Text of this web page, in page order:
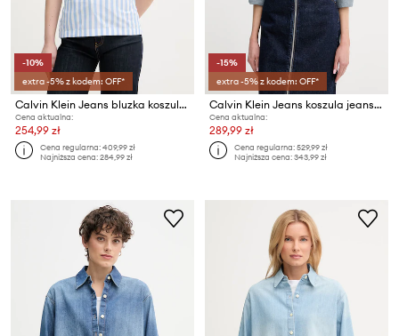
-10%
extra -5% z kodem: OFF*
Calvin Klein Jeans bluzka koszulowa damska bawełniana
Cena aktualna:
254,99 zł
Cena regularna:409,99 zł
Najniższa cena:284,99 zł
-15%
extra -5% z kodem: OFF*
Calvin Klein Jeans koszula jeansowa
Cena aktualna:
289,99 zł
Cena regularna:529,99 zł
Najniższa cena:343,99 zł